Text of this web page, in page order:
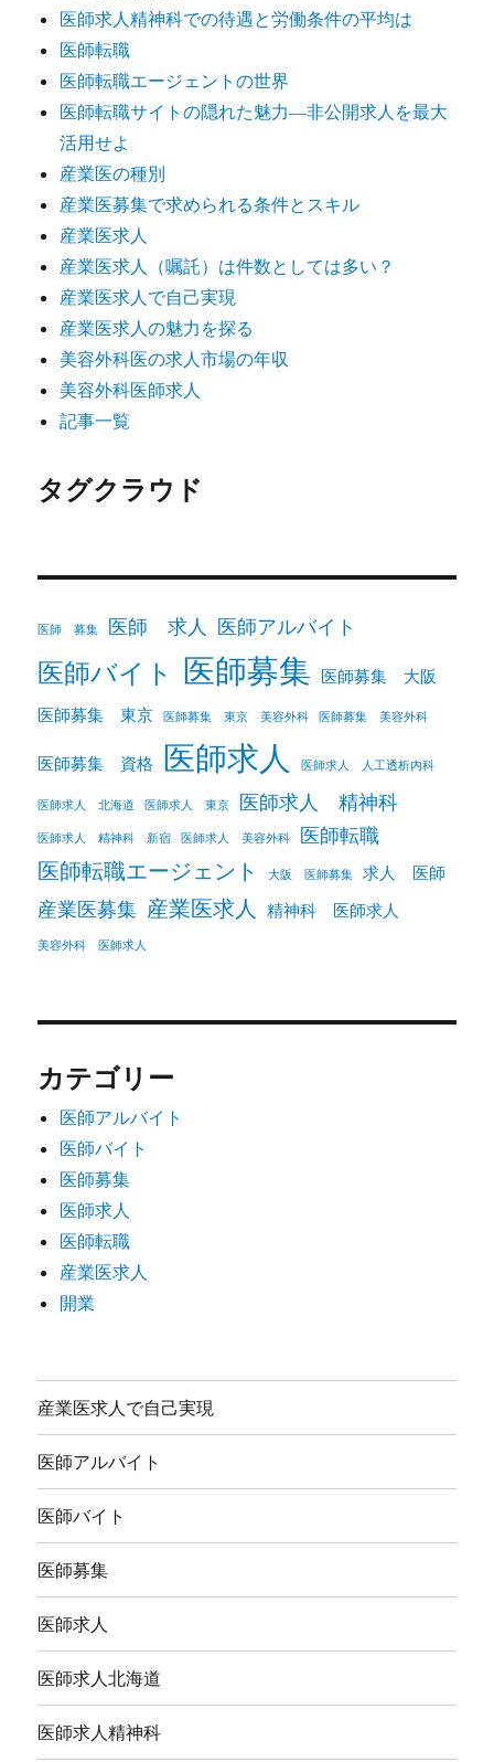
医師求人精神科での待遇と労働条件の平均は
医師転職
医師転職エージェントの世界
医師転職サイトの隠れた魅力―非公開求人を最大
活用せよ
産業医の種別
産業医募集で求められる条件とスキル
産業医求人
産業医求人（嘱託）は件数としては多い？
産業医求人で自己実現
産業医求人の魅力を探る
美容外科医の求人市場の年収
美容外科医師求人
記事一覧
タグクラウド
医師 募集 医師 求人 医師アルバイト
医師バイト 医師募集 医師募集 大阪
医師募集 東京
医師募集 東京 美容外科 医師募集 美容外科
医師募集 資格 医師求人 医師求人 人工透析内科
医師求人 北海道 医師求人 東京 医師求人 精神科
医師求人 精神科 新宿 医師求人 美容外科 医師転職
医師転職エージェント 大阪 医師募集 求人 医師
産業医募集 産業医求人 精神科 医師求人
美容外科 医師求人
カテゴリー
医師アルバイト
医師バイト
医師募集
医師求人
医師転職
産業医求人
開業
産業医求人で自己実現
医師アルバイト
医師バイト
医師募集
医師求人
医師求人北海道
医師求人精神科